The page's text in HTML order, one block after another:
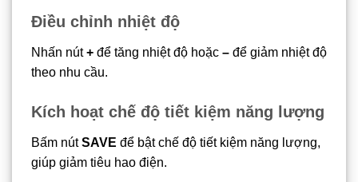
Điều chỉnh nhiệt độ
Nhấn nút+ để tăng nhiệt độ hoặc – để giảm nhiệt độ
theo nhu cầu.
Kích hoạt chế độ tiết kiệm năng lượng
Bấm nútSAVE để bật chế độ tiết kiệm năng lượng,
giúp giảm tiêu hao điện.